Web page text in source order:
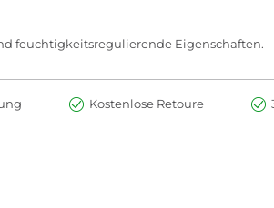
feuchtigkeitsregulierende Eigenschaften.
Kostenlose Retoure